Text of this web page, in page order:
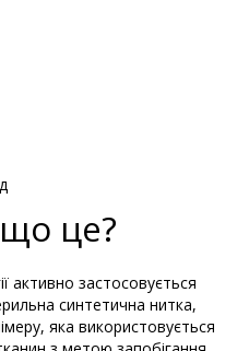
що це?
активно застосовується
синтетична нитка,
яка використовується